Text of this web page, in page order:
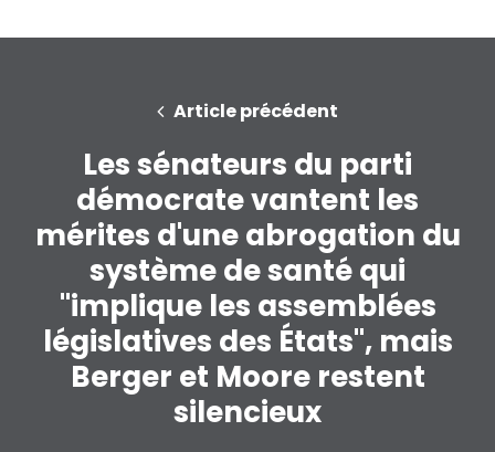
Article précédent
Les sénateurs du parti
démocrate vantent les
mérites d'une abrogation du
système de santé qui
"implique les assemblées
législatives des États", mais
Berger et Moore restent
silencieux